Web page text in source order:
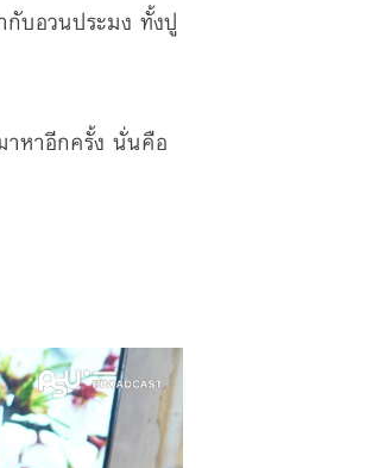
กับอวนประมง ทั้งปู
าหาอีกครั้ง นั่นคือ